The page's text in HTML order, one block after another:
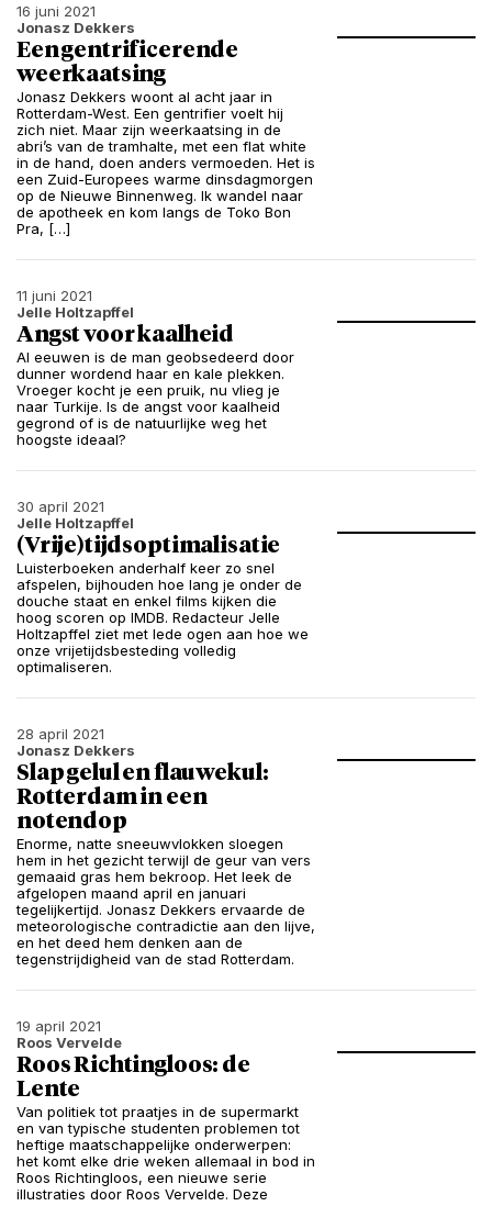
16 juni 2021
Jonasz Dekkers
Een gentrificerende
weerkaatsing
Jonasz Dekkers woont al acht jaar in
Rotterdam-West. Een gentrifier voelt hij
zich niet. Maar zijn weerkaatsing in de
abri’s van de tramhalte, met een flat white
in de hand, doen anders vermoeden. Het is
een Zuid-Europees warme dinsdagmorgen
op de Nieuwe Binnenweg. Ik wandel naar
de apotheek en kom langs de Toko Bon
Pra, […]
11 juni 2021
Jelle Holtzapffel
Angst voor kaalheid
Al eeuwen is de man geobsedeerd door
dunner wordend haar en kale plekken.
Vroeger kocht je een pruik, nu vlieg je
naar Turkije. Is de angst voor kaalheid
gegrond of is de natuurlijke weg het
hoogste ideaal?
30 april 2021
Jelle Holtzapffel
(Vrije)tijdsoptimalisatie
Luisterboeken anderhalf keer zo snel
afspelen, bijhouden hoe lang je onder de
douche staat en enkel films kijken die
hoog scoren op IMDB. Redacteur Jelle
Holtzapffel ziet met lede ogen aan hoe we
onze vrijetijdsbesteding volledig
optimaliseren.
28 april 2021
Jonasz Dekkers
Slap gelul en flauwekul:
Rotterdam in een
notendop
Enorme, natte sneeuwvlokken sloegen
hem in het gezicht terwijl de geur van vers
gemaaid gras hem bekroop. Het leek de
afgelopen maand april en januari
tegelijkertijd. Jonasz Dekkers ervaarde de
meteorologische contradictie aan den lijve,
en het deed hem denken aan de
tegenstrijdigheid van de stad Rotterdam.
19 april 2021
Roos Vervelde
Roos Richtingloos: de
Lente
Van politiek tot praatjes in de supermarkt
en van typische studenten problemen tot
heftige maatschappelijke onderwerpen:
het komt elke drie weken allemaal in bod in
Roos Richtingloos, een nieuwe serie
illustraties door Roos Vervelde. Deze